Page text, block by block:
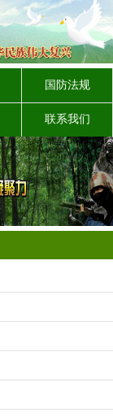
国防法规
联系我们